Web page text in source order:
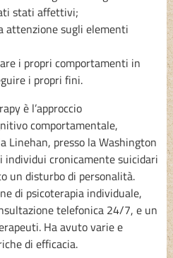
stati affettivi;
attenzione sugli elementi
i propri comportamenti in
i propri fini.
è l’approccio
comportamentale,
Linehan, presso la Washington
cronicamente suicidari
un disturbo di personalità.
di psicoterapia individuale,
telefonica 24/7, e un
Ha avuto varie e
di efficacia.